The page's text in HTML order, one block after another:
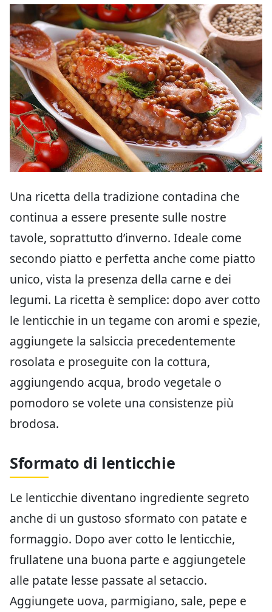
Una ricetta della tradizione contadina che
continua a essere presente sulle nostre
tavole, soprattutto d’inverno. Ideale come
secondo piatto e perfetta anche come piatto
unico, vista la presenza della carne e dei
legumi. La ricetta è semplice: dopo aver cotto
le lenticchie in un tegame con aromi e spezie,
aggiungete la salsiccia precedentemente
rosolata e proseguite con la cottura,
aggiungendo acqua, brodo vegetale o
pomodoro se volete una consistenze più
brodosa.
Sformato di lenticchie
Le lenticchie diventano ingrediente segreto
anche di un gustoso sformato con patate e
formaggio. Dopo aver cotto le lenticchie,
frullatene una buona parte e aggiungetele
alle patate lesse passate al setaccio.
Aggiungete uova, parmigiano, sale, pepe e